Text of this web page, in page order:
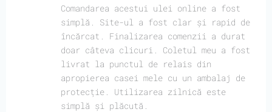
Comandarea acestui ulei online a fost
simplă. Site-ul a fost clar și rapid de
încărcat. Finalizarea comenzii a durat
doar câteva clicuri. Coletul meu a fost
livrat la punctul de relais din
apropierea casei mele cu un ambalaj de
protecție. Utilizarea zilnică este
simplă și plăcută.